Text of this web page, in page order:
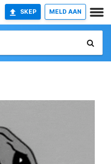
SKEP MELD AAN